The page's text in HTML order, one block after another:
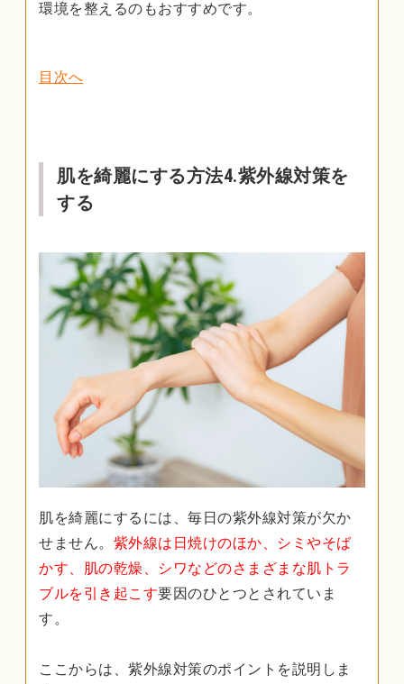
環境を整えるのもおすすめです。
目次へ
肌を綺麗にする方法4.紫外線対策を
する
肌を綺麗にするには、毎日の紫外線対策が欠か
せません。 紫外線は日焼けのほか、シミやそば
かす、肌の乾燥、シワなどのさまざまな肌トラ
ブルを引き起こす要因のひとつとされていま
す。
ここからは、紫外線対策のポイントを説明しま